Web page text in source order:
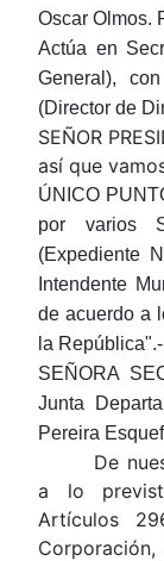
Oscar Olmos.
Actúa en
General),
(Director de
SEÑOR
así que
ÚNICO
por varios
(Expediente
Intendente
de acuerdo a
la República".-
SEÑORA
Junta
Pereira
De
a lo
Artículos